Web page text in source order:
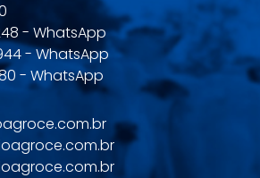
- WhatsApp
- WhatsApp
- WhatsApp